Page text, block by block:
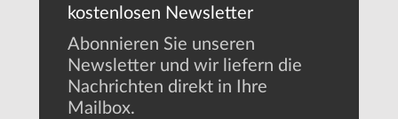
kostenlosen Newsletter
Abonnieren Sie unseren
Newsletter und wir liefern die
Nachrichten direkt in Ihre
Mailbox.